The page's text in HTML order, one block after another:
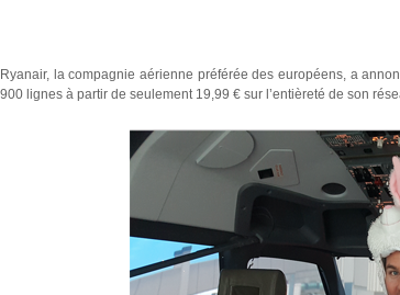
Ryanair, la compagnie aérienne préférée des européens, a
900 lignes à partir de seulement 19,99 € sur l’entièreté de son